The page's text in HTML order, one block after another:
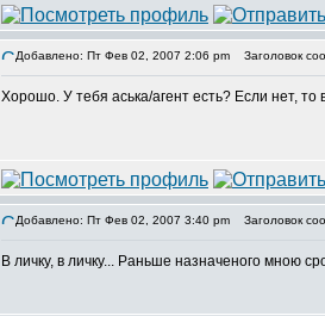
Добавлено: Пт Фев 02, 2007 2:06 pm Заголовок
Хорошо. У тебя аська/агент есть? Если нет, то
Добавлено: Пт Фев 02, 2007 3:40 pm Заголовок
В личку, в личку... Раньше назначеного мною